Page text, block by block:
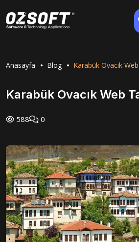
Anasayfa Blog Karabük Ovacık
Karabük Ovacık Web
588 0